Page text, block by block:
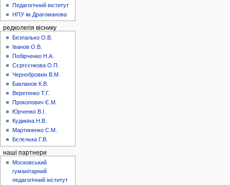
Педагогічний інститут
НПУ ім.Драгоманова
редколегія віснику
Безпалько О.В.
Іванов О.В.
Побірченко Н.А.
Сєргєєнкова О.П.
Чернобровкін В.М.
Бакланов К.В.
Веретенко Т.Г.
Прокопович Є.М.
Юрченко В.І.
Кудикіна Н.В.
Мартиненко С.М.
Бєлєнька Г.В.
наші партнери
Московський
гуманітарний
педагогічний інститут